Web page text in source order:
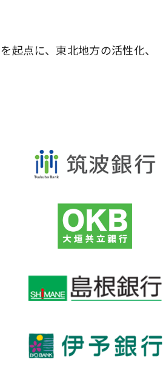
起点に、東北地方の活性化、